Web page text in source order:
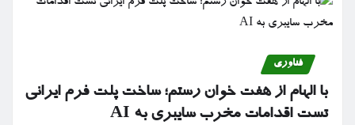
فناوری
با الهام از هفت خوان رستم؛ ساخت پلت فرم ایرانی
تست اقدامات مخرب سایبری به AI